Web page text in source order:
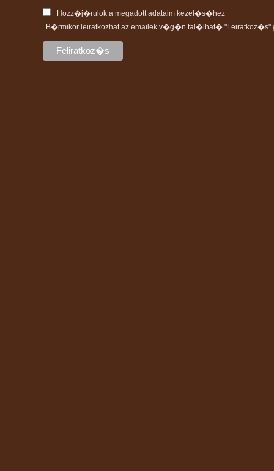
Hozz�j�rulok a megadott adataim kezel�s�hez
B�rmikor leiratkozhat az emailek v�g�n tal�lhat� "Leiratkoz�s"